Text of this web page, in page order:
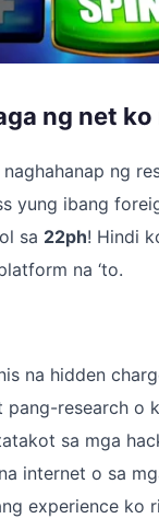
ng net
ng
yung ibang
sa 22ph! Hindi
na ‘to.
na hidden
research o
sa mga
internet o sa
experience ko